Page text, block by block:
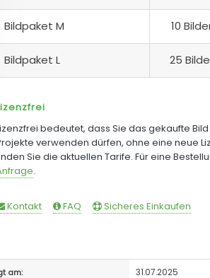
Bildpaket M 10
Bildpaket L 25
bedeutet, dass Sie das gekaufte
verwenden dürfen, ohne eine neue
Sie die aktuellen Tarife. Für eine
.
Kontakt FAQ Sicheres Einkaufen
am: 31.07.2025